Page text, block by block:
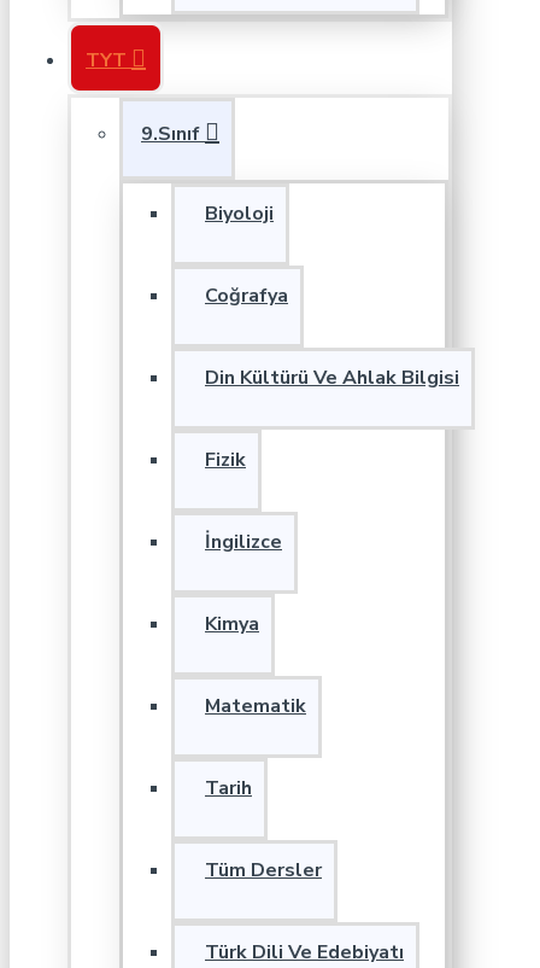
TYT
9.Sınıf
Biyoloji
Coğrafya
Din Kültürü Ve Ahlak Bilgisi
Fizik
İngilizce
Kimya
Matematik
Tarih
Tüm Dersler
Türk Dili Ve Edebiyatı